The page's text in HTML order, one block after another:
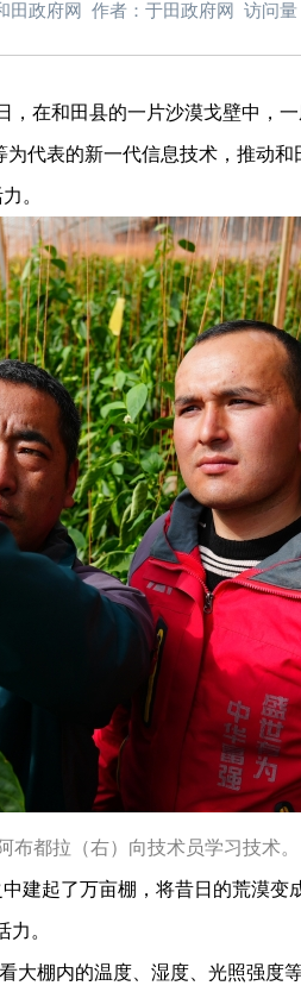
田政府网 作者：于田政府网 访问量
和田县的一片沙漠戈壁中，一
代表的新一代信息技术，推动
。
布都拉（右）向技术员学习技术
起了万亩棚，将昔日的荒漠变
。
棚内的温度、湿度、光照强